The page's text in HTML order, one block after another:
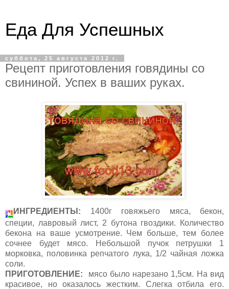
Еда Для Успешных
суббота, 25 августа 2012 г.
Рецепт приготовления говядины со
свининой. Успех в ваших руках.
ИНГРЕДИЕНТЫ: 1400г говяжьего мяса, бекон,
специи, лавровый лист, 2 бутона гвоздики. Количество
бекона на ваше усмотрение. Чем больше, тем более
сочнее будет мясо. Небольшой пучок петрушки 1
морковка, половинка репчатого лука, 1/2 чайная ложка
соли.
ПРИГОТОВЛЕНИЕ: мясо было нарезано 1,5см. На вид
красивое, но оказалось жестким. Слегка отбила его.